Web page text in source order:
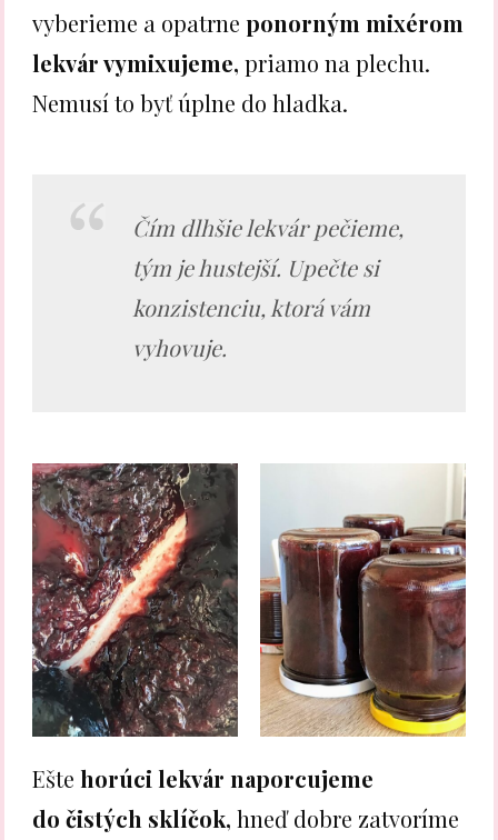
vyberieme a opatrneponorným mixérom
lekvár vymixujeme, priamo na plechu.
Nemusí to byť úplne do hladka.
Čím dlhšie lekvár pečieme,
tým je hustejší. Upečte si
konzistenciu, ktorá vám
vyhovuje.
Eštehorúci lekvár naporcujeme
do čistých sklíčok,hneď dobre zatvoríme